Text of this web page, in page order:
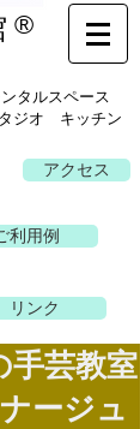
®
タルスペース
ジオ キッチン
アクセス
利用例
リンク
手芸教室
ージュ